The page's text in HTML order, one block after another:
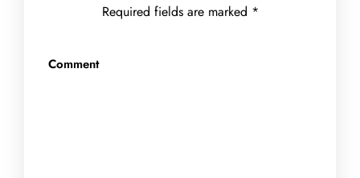
Required fields are marked *
Comment